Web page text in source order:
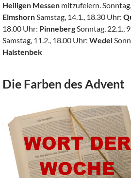
Heiligen Messen mitzufeiern.
ElmshornSamstag, 14.1., 18.30 Uhr:
18.00 Uhr: PinnebergSonntag, 22.1.,
Samstag, 11.2., 18.00 Uhr: Wedel
Halstenbek
Die Farben des Advent